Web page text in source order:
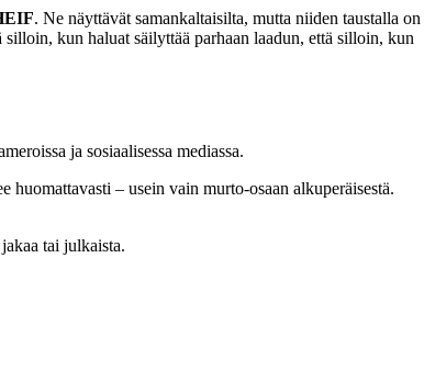
. Ne näyttävät samankaltaisilta, mutta niiden taustalla on
kun haluat säilyttää parhaan laadun, että silloin, kun
ja sosiaalisessa mediassa.
huomattavasti – usein vain murto-osaan alkuperäisestä.
tai julkaista.